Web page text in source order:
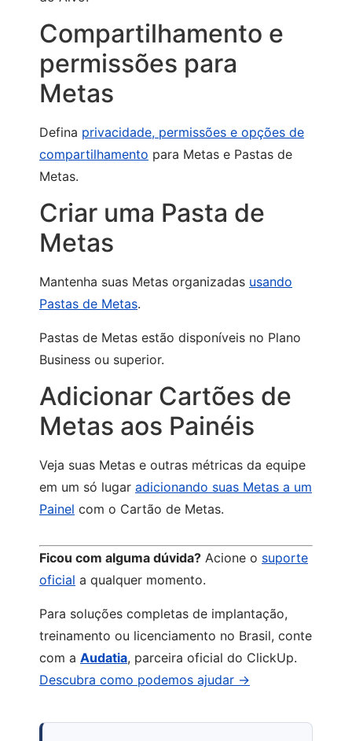
Compartilhamento e
permissões para
Metas
Defina privacidade, permissões e opções de
compartilhamento para Metas e Pastas de
Metas.
Criar uma Pasta de
Metas
Mantenha suas Metas organizadas usando
Pastas de Metas.
Pastas de Metas estão disponíveis no Plano
Business ou superior.
Adicionar Cartões de
Metas aos Painéis
Veja suas Metas e outras métricas da equipe
em um só lugar adicionando suas Metas a um
Painel com o Cartão de Metas.
Ficou com alguma dúvida? Acione o suporte
oficial a qualquer momento.
Para soluções completas de implantação,
treinamento ou licenciamento no Brasil, conte
com a Audatia, parceira oficial do ClickUp.
Descubra como podemos ajudar →